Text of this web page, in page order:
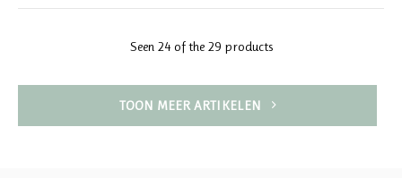
Seen 24 of the 29 products
TOON MEER ARTIKELEN